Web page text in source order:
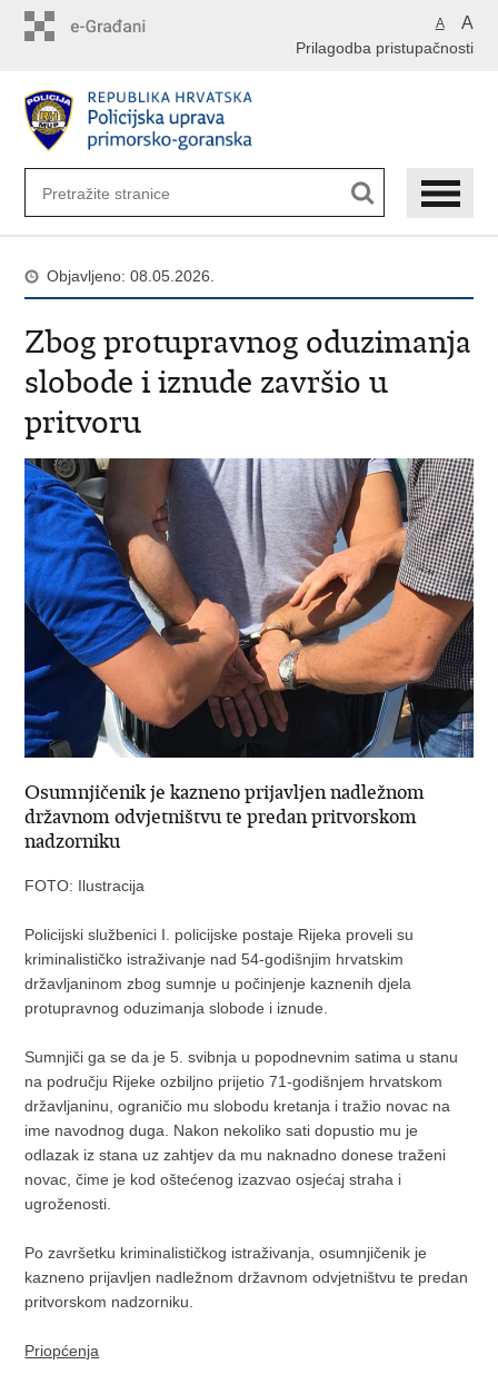
A A
Prilagodba pristupačnosti
Objavljeno: 08.05.2026.
Zbog protupravnog oduzimanja
slobode i iznude završio u
pritvoru
Osumnjičenik je kazneno prijavljen nadležnom
državnom odvjetništvu te predan pritvorskom
nadzorniku
FOTO: Ilustracija
Policijski službenici I. policijske postaje Rijeka proveli su
kriminalističko istraživanje nad 54-godišnjim hrvatskim
državljaninom zbog sumnje u počinjenje kaznenih djela
protupravnog oduzimanja slobode i iznude.
Sumnjiči ga se da je 5. svibnja u popodnevnim satima u stanu
na području Rijeke ozbiljno prijetio 71-godišnjem hrvatskom
državljaninu, ograničio mu slobodu kretanja i tražio novac na
ime navodnog duga. Nakon nekoliko sati dopustio mu je
odlazak iz stana uz zahtjev da mu naknadno donese traženi
novac, čime je kod oštećenog izazvao osjećaj straha i
ugroženosti.
Po završetku kriminalističkog istraživanja, osumnjičenik je
kazneno prijavljen nadležnom državnom odvjetništvu te predan
pritvorskom nadzorniku.
Priopćenja